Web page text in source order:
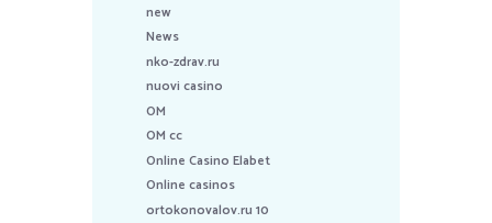
new
News
nko-zdrav.ru
nuovi casino
OM
OM cc
Online Casino Elabet
Online casinos
ortokonovalov.ru 10